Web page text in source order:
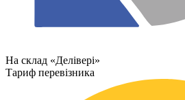
На склад «Делівері»
Тариф перевізника